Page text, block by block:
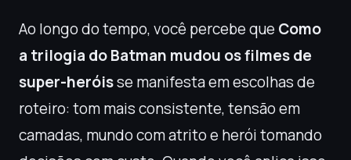
Ao longo do tempo, você percebe que Como
a trilogia do Batman mudou os filmes de
super-heróisse manifesta em escolhas de
roteiro: tom mais consistente, tensão em
camadas, mundo com atrito e herói tomando